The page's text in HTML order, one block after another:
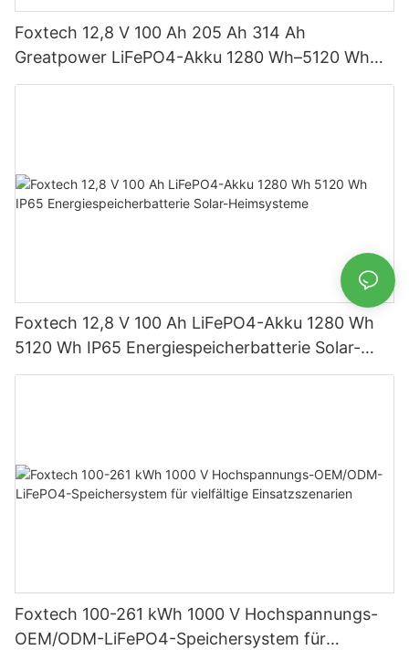
Foxtech 12,8 V 100 Ah 205 Ah 314 Ah
Greatpower LiFePO4-Akku 1280 Wh–5120 Wh
IP65 Energiespeicher
Foxtech 12,8 V 100 Ah LiFePO4-Akku 1280 Wh
5120 Wh IP65 Energiespeicherbatterie Solar-
Heimsysteme
Foxtech 100-261 kWh 1000 V Hochspannungs-
OEM/ODM-LiFePO4-Speichersystem für